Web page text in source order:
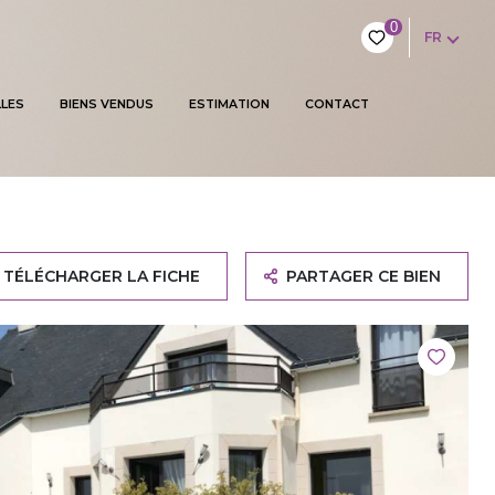
0
FR
BIENS VENDUS ESTIMATION CONTACT
TÉLÉCHARGER LA FICHE PARTAGER CE BIEN